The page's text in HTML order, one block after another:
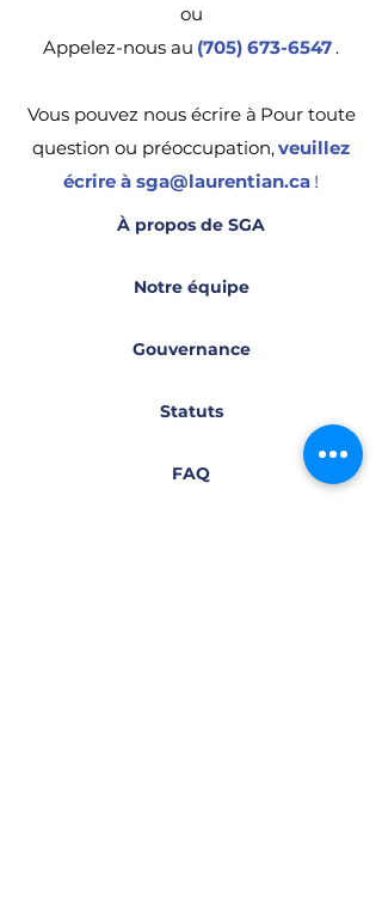
ou
Appelez-nous au (705) 673-6547 .
Vous pouvez nous écrire à Pour toute
question ou préoccupation,veuillez
écrire à sga@laurentian.ca !
À propos de SGA
Notre équipe
Gouvernance
Statuts
FAQ